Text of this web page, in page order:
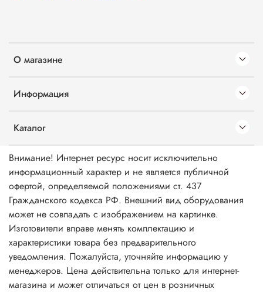
О магазине
Информация
Каталог
Внимание! Интернет ресурс носит исключительно
информационный характер и не является публичной
офертой, определяемой положениями ст. 437
Гражданского кодекса РФ. Внешний вид оборудования
может не совпадать с изображением на картинке.
Изготовители вправе менять комплектацию и
характеристики товара без предварительного
уведомления. Пожалуйста, уточняйте информацию у
менеджеров. Цена действительна только для интернет-
магазина и может отличаться от цен в розничных